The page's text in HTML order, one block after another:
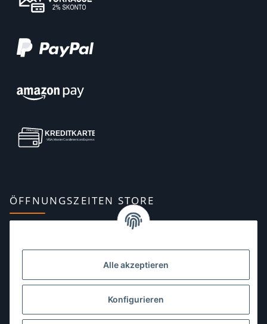
Alle akzeptieren
Konfigurieren
ÖFFNUNGSZEITEN STORE
10:00–13:00, 14:00–18:00 Uhr
Dienstag:10:00–13:00, 14:00–16:00 Uhr
10:00–13:00 Uhr
Freitag:10:00–13:00, 14:00–18:00 Uhr